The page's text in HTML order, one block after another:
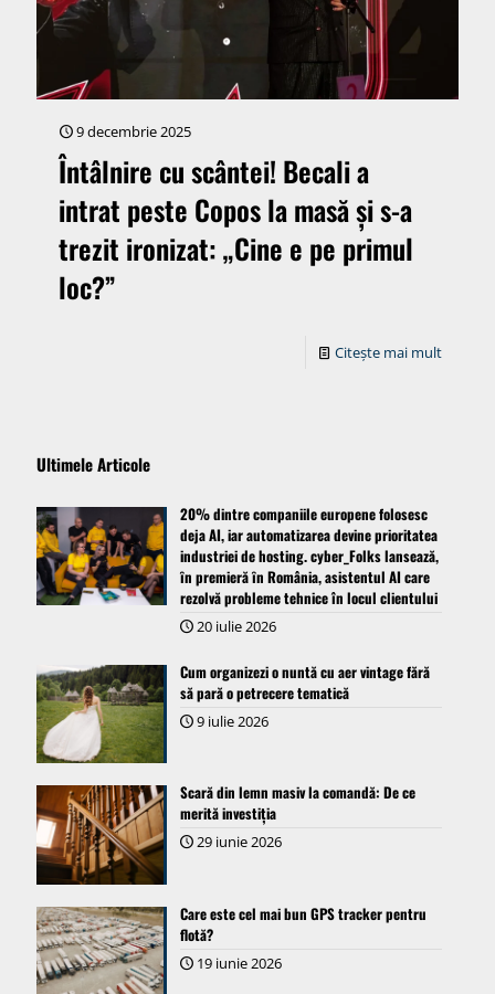
9 decembrie 2025
Întâlnire cu scântei! Becali a
intrat peste Copos la masă și s-a
trezit ironizat: „Cine e pe primul
loc?”
Citește mai mult
Ultimele Articole
20% dintre companiile europene folosesc
deja AI, iar automatizarea devine prioritatea
industriei de hosting. cyber_Folks lansează,
ȋn premieră ȋn România, asistentul AI care
rezolvă probleme tehnice în locul clientului
20 iulie 2026
Cum organizezi o nuntă cu aer vintage fără
să pară o petrecere tematică
9 iulie 2026
Scară din lemn masiv la comandă: De ce
merită investiția
29 iunie 2026
Care este cel mai bun GPS tracker pentru
flotă?
19 iunie 2026